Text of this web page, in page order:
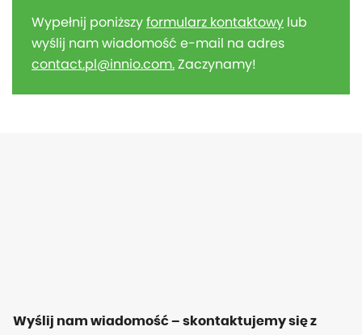
Wypełnij poniższyformularz kontaktowy lub
wyślij nam wiadomość e-mail na adres
contact.pl@innio.com.Zaczynamy!
Wyślij nam wiadomość – skontaktujemy się z